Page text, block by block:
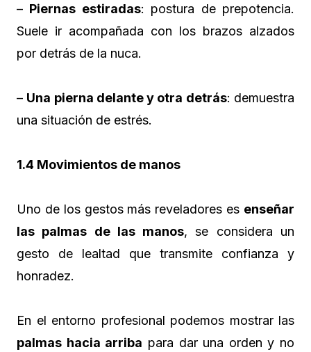
– Piernas estiradas: postura de prepotencia.
Suele ir acompañada con los brazos alzados
por detrás de la nuca.
– Una pierna delante y otra detrás: demuestra
una situación de estrés.
1.4 Movimientos de manos
Uno de los gestos más reveladores es enseñar
las palmas de las manos, se considera un
gesto de lealtad que transmite confianza y
honradez.
En el entorno profesional podemos mostrar las
palmas hacia arriba para dar una orden y no